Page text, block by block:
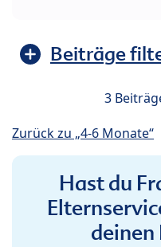
Beiträge
3
Zurück zu „4-6 Monate“
Hast du
deinen